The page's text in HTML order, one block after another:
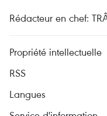
Rédacteur en chef:
Propriété intellectuelle
RSS
Langues